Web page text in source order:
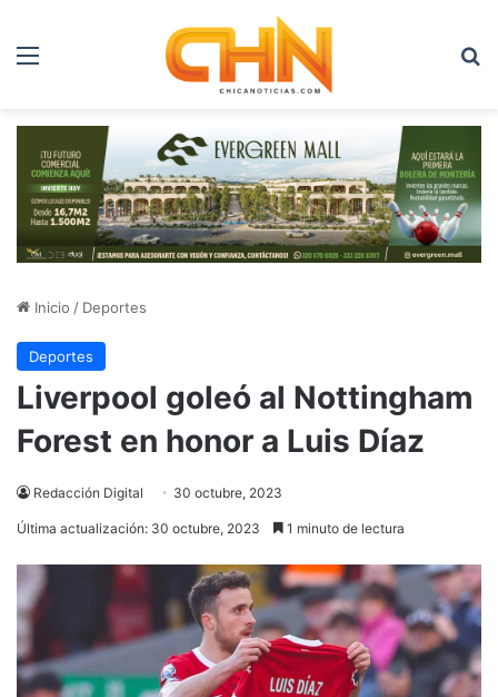
Menú
Inicio / Deportes
Deportes
Liverpool goleó al Nottingham
Forest en honor a Luis Díaz
Redacción Digital 30 octubre, 2023
Última actualización: 30 octubre, 2023 1 minuto de lectura